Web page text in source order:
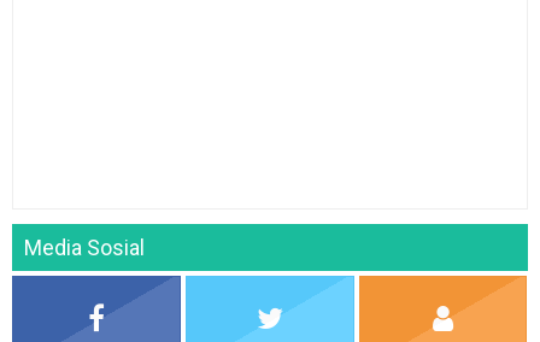
Media Sosial